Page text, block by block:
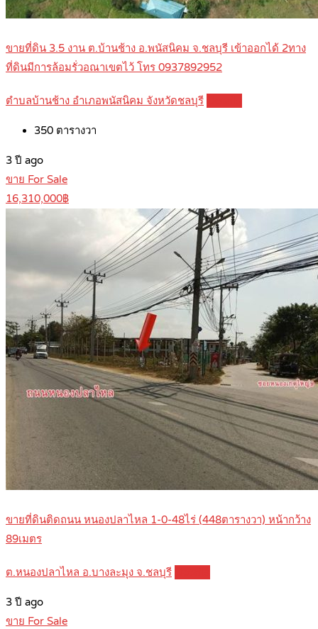
ขายที่ดิน 3.5 งาน ต.บ้านช้าง อ.พนัสนิคม จ.ชลบุรี เข้าออกได้ 2ทาง
ที่ดินมีการล้อมรั่วอณาเขตไว้ โทร 0937892952
ตำบลบ้านช้าง อำเภอพนัสนิคม จังหวัดชลบุรี
350 ตารางวา
3 ปี ago
ขาย For Sale
16,310,000฿
ขายที่ดินติดถนน หนองปลาไหล 1-0-48ไร่ (448ตารางวา) หน้ากว้าง
89เมตร
ต.หนองปลาไหล อ.บางละมุง จ.ชลบุรี
3 ปี ago
ขาย For Sale